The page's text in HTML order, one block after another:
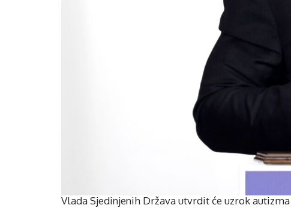
Vlada Sjedinjenih Država utvrdit će uzrok